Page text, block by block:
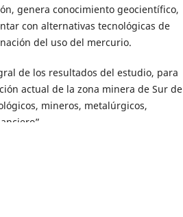
genera conocimiento geocientífico,
con alternativas tecnológicas de
del uso del mercurio.
de los resultados del estudio, para
actual de la zona minera de Sur de
mineros, metalúrgicos,